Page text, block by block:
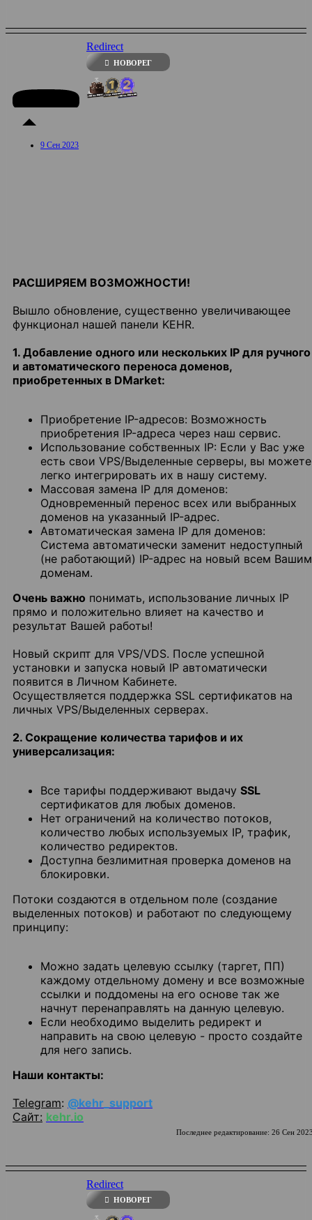
Redirect
НОВОРЕГ
9 Сен 2023
РАСШИРЯЕМ ВОЗМОЖНОСТИ!
Вышло обновление, существенно увеличивающее
функционал нашей панели KEHR.
1. Добавление одного или нескольких IP для ручного
и автоматического переноса доменов,
приобретенных в DMarket:
Приобретение IP-адресов: Возможность
приобретения IP-адреса через наш сервис.
Использование собственных IP: Если у Вас уже
есть свои VPS/Выделенные серверы, вы можете
легко интегрировать их в нашу систему.
Массовая замена IP для доменов:
Одновременный перенос всех или выбранных
доменов на указанный IP-адрес.
Автоматическая замена IP для доменов:
Система автоматически заменит недоступный
(не работающий) IP-адрес на новый всем Вашим
доменам.
Очень важно понимать, использование личных IP
прямо и положительно влияет на качество и
результат Вашей работы!
Новый скрипт для VPS/VDS. После успешной
установки и запуска новый IP автоматически
появится в Личном Кабинете.
Осуществляется поддержка SSL сертификатов на
личных VPS/Выделенных серверах.
2. Сокращение количества тарифов и их
универсализация:
Все тарифы поддерживают выдачу SSL
сертификатов для любых доменов.
Нет ограничений на количество потоков,
количество любых используемых IP, трафик,
количество редиректов.
Доступна безлимитная проверка доменов на
блокировки.
Потоки создаются в отдельном поле (создание
выделенных потоков) и работают по следующему
принципу:
Можно задать целевую ссылку (таргет, ПП)
каждому отдельному домену и все возможные
ссылки и поддомены на его основе так же
начнут перенаправлять на данную целевую.
Если необходимо выделить редирект и
направить на свою целевую - просто создайте
для него запись.
Наши контакты:
Telegram: @kehr_support
Сайт: kehr.io
Последнее редактирование: 26 Сен
Redirect
НОВОРЕГ